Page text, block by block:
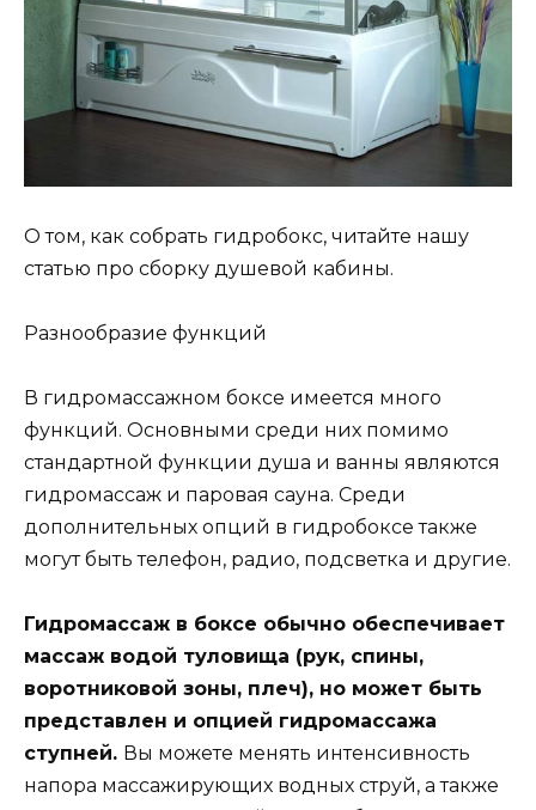
О том, как собрать гидробокс, читайте нашу
статью про сборку душевой кабины.
Разнообразие функций
В гидромассажном боксе имеется много
функций. Основными среди них помимо
стандартной функции душа и ванны являются
гидромассаж и паровая сауна. Среди
дополнительных опций в гидробоксе также
могут быть телефон, радио, подсветка и другие.
Гидромассаж в боксе обычно обеспечивает
массаж водой туловища (рук, спины,
воротниковой зоны, плеч), но может быть
представлен и опцией гидромассажа
ступней. Вы можете менять интенсивность
напора массажирующих водных струй, а также